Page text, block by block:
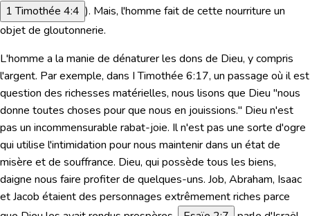
1 Timothée 4:4 ). Mais, l'homme fait de cette nourriture un
objet de gloutonnerie.
L'homme a la manie de dénaturer les dons de Dieu, y compris
l'argent. Par exemple, dans I Timothée 6:17, un passage où il est
question des richesses matérielles, nous lisons que Dieu "nous
donne toutes choses pour que nous en jouissions." Dieu n'est
pas un incommensurable rabat-joie. Il n'est pas une sorte d'ogre
qui utilise l'intimidation pour nous maintenir dans un état de
misère et de souffrance. Dieu, qui possède tous les biens,
daigne nous faire profiter de quelques-uns. Job, Abraham, Isaac
et Jacob étaient des personnages extrêmement riches parce